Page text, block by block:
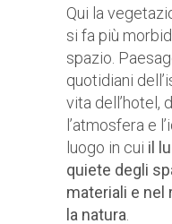
Qui la
si fa più
spazio.
quotidiani
vita dell’hotel,
l’atmosfera e
luogo in cui il
quiete degli
materiali e nel
la natura.